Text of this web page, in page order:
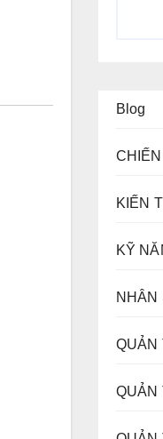
Blog
KIẾN
KỸ
NHÂN
QUẢN
QUẢN